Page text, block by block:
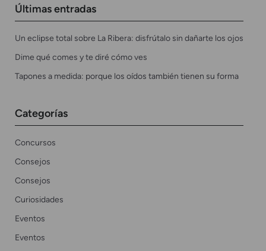
Últimas entradas
Un eclipse total sobre La Ribera: disfrútalo sin dañarte los ojos
Dime qué comes y te diré cómo ves
Tapones a medida: porque los oídos también tienen su forma
Categorías
Concursos
Consejos
Consejos
Curiosidades
Eventos
Eventos